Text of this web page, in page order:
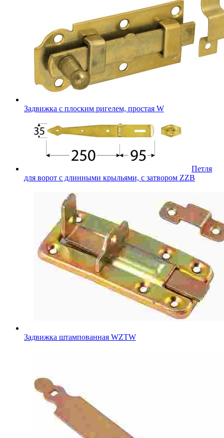
Задвижка с плоским ригелем, простая W
Петля
для ворот с длинными крыльями, с затвором ZZB
Задвижка штампованная WZTW